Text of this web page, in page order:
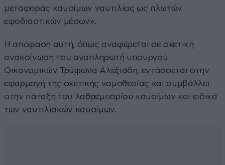
μεταφοράς καυσίμων ναυτιλίας ως πλωτών
εφοδιαστικών μέσων».
Η απόφαση αυτή, όπως αναφέρεται σε σχετική
ανακοίνωση του αναπληρωτή υπουργού
Οικονομικών Τρύφωνα Αλεξιάδη, εντάσσεται στην
εφαρμογή της σχετικής νομοθεσίας και συμβάλλει
στην πάταξη του λαθρεμπορίου καυσίμων και ειδικά
των ναυτιλιακών καυσίμων.